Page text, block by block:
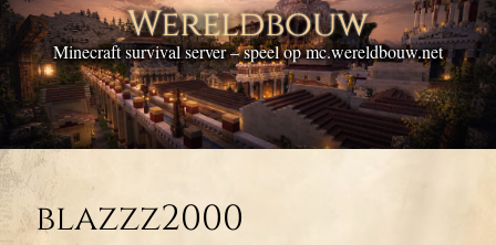
Wereldbouw
Minecraft survival server – speel op mc.wereldbouw.net
blazzz2000